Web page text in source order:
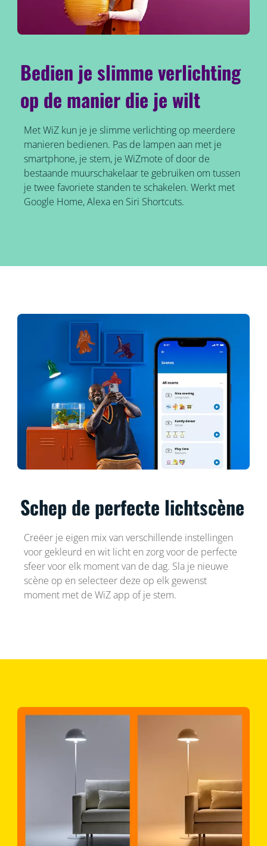
Bedien je slimme verlichting
op de manier die je wilt
Met WiZ kun je je slimme verlichting op meerdere
manieren bedienen. Pas de lampen aan met je
smartphone, je stem, je WiZmote of door de
bestaande muurschakelaar te gebruiken om tussen
je twee favoriete standen te schakelen. Werkt met
Google Home, Alexa en Siri Shortcuts.
Schep de perfecte lichtscène
Creëer je eigen mix van verschillende instellingen
voor gekleurd en wit licht en zorg voor de perfecte
sfeer voor elk moment van de dag. Sla je nieuwe
scène op en selecteer deze op elk gewenst
moment met de WiZ app of je stem.